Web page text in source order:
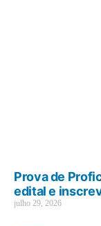
Prova de
edital e
julho 29, 2026